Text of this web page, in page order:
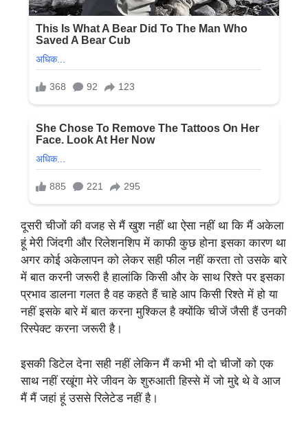
दूसरी चीजों की वजह से मैं खुश नहीं था ऐसा नहीं था कि मैं अकेला
हूं मेरी जिंदगी और रिलेशनशिप में काफी कुछ होना इसका कारण था
अगर कोई अकेलापन को लेकर सही फील नहीं करता तो उसके बारे
में बात करनी जरूरी है हालांकि किसी और के साथ रिश्ते पर इसका
प्रभाव डालना गलत है वह कहते हैं चाहे आप किसी रिश्ते में हो या
नहीं इसके बारे में बात करना मुश्किल है क्योंकि चीजें जैसी हैं उनकी
रिस्पेक्ट करना जरूरी है।
इसकी डिटेल देना सही नहीं लेकिन मैं कभी भी दो चीजों को एक
साथ नहीं रखूंगा मेरे जीवन के शुरुआती हिस्से में जो मुद्दे थे वे आज
मैं मैं जहां हूं उससे रिलेटेड नहीं है।